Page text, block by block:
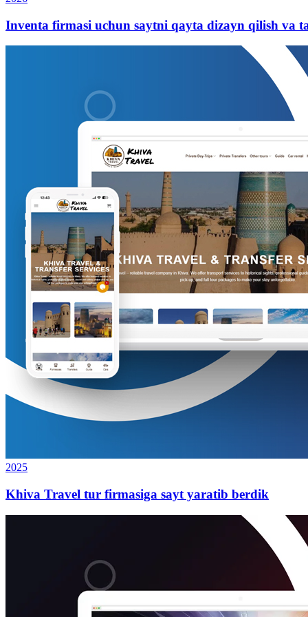
Inventa firmasi uchun saytni qayta dizayn qilish va
2025
Khiva Travel tur firmasiga sayt yaratib berdik